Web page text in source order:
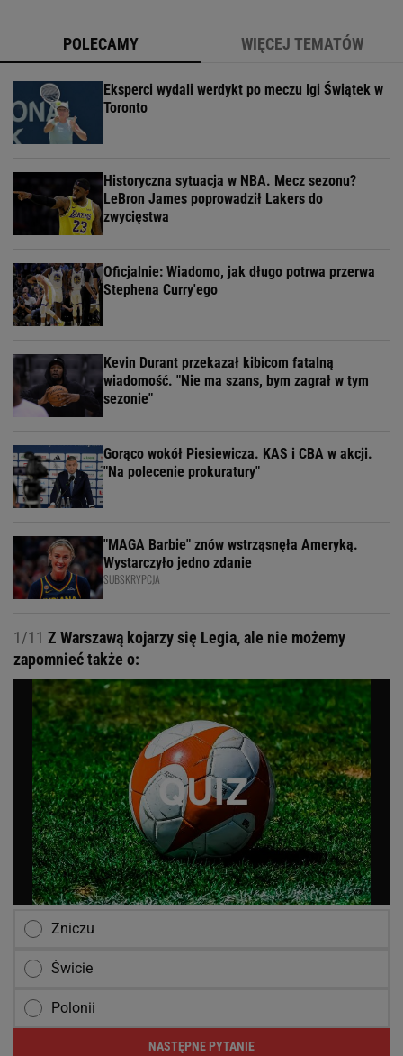
POLECAMY WIĘCEJ TEMATÓW
Eksperci wydali werdykt po meczu Igi Świątek w
Toronto
Historyczna sytuacja w NBA. Mecz sezonu?
LeBron James poprowadził Lakers do
zwycięstwa
Oficjalnie: Wiadomo, jak długo potrwa przerwa
Stephena Curry'ego
Kevin Durant przekazał kibicom fatalną
wiadomość. "Nie ma szans, bym zagrał w tym
sezonie"
Gorąco wokół Piesiewicza. KAS i CBA w akcji.
"Na polecenie prokuratury"
"MAGA Barbie" znów wstrząsnęła Ameryką.
Wystarczyło jedno zdanie
SUBSKRYPCJA
1/11 Z Warszawą kojarzy się Legia, ale nie możemy
zapomnieć także o:
Zniczu
Świcie
Polonii
NASTĘPNE PYTANIE